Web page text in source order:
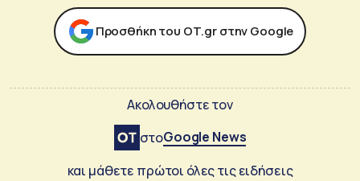
Προσθήκη του ΟΤ.gr στην Google
Ακολουθήστε τον
στοGoogle News
και μάθετε πρώτοι όλες τις ειδήσεις